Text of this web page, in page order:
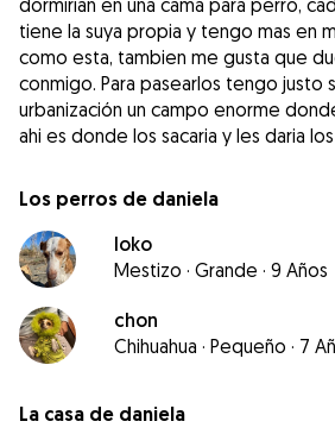
dormirian en una cama para perro,
tiene la suya propia y tengo mas en
como esta, tambien me gusta que
conmigo. Para pasearlos tengo justo
urbanización un campo enorme
ahi es donde los sacaria y les daria
Los perros de daniela
loko
Mestizo · Grande · 9 Años
chon
Chihuahua · Pequeño · 7
La casa de daniela